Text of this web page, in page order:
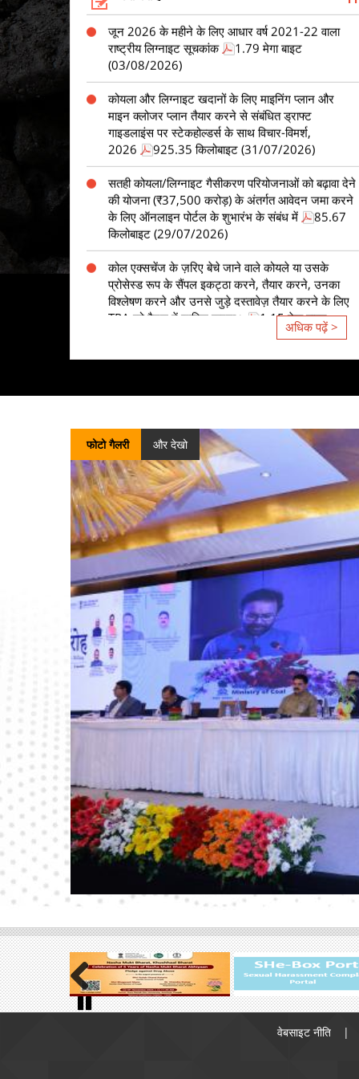
(03/08/2026)
कोयला और लिग्नाइट खदानों के लिए माइनिंग प्लान और
माइन क्लोजर प्लान तैयार करने से संबंधित ड्राफ्ट
गाइडलाइंस पर स्टेकहोल्डर्स के साथ विचार-विमर्श,
2026
925.35 किलोबाइट (31/07/2026)
सतही कोयला/लिग्नाइट गैसीकरण परियोजनाओं को बढ़ावा देने
की योजना (₹37,500 करोड़) के अंतर्गत आवेदन जमा करने
के लिए ऑनलाइन पोर्टल के शुभारंभ के संबंध में
85.67
किलोबाइट (29/07/2026)
कोल एक्सचेंज के ज़रिए बेचे जाने वाले कोयले या उसके
प्रोसेस्ड रूप के सैंपल इकट्ठा करने, तैयार करने, उनका
विश्लेषण करने और उनसे जुड़े दस्तावेज़ तैयार करने के लिए
TPA को पैनल में शामिल करना।
1.15 मेगा बाइट
(27/07/2026)
गैर-विनियमित क्षेत्र के लिए लिंकेज की नीलामी
954.49
बढ़ावा देने की योजना के लिए प्रोजेक्ट मैनेजमेंट एजेंसी
(RFP)
552.58 किलोबाइट (17/07/2026)
प्री-एप्लीकेशन कॉन्फ्रेंस के लिए सूचना
203.78
किलोबाइट (16/07/2026)
जन विश्वास (प्रावधानों में संशोधन) अधिनियम, 2026 के
लागू होने के परिणामस्वरूप नियमों में संशोधन के मसौदे पर
परामर्श – इस संबंध में।
1.15 मेगा बाइट
(13/07/2026)
कोयला खदान भविष्य निधि और विविध प्रावधान (जुर्माना और
अपील का निर्णय) नियम, 2026 के मसौदे पर हितधारकों के
साथ परामर्श - इस संबंध में।
538.29 किलोबाइट
(13/07/2026)
सतह पर कोयला/लिग्नाइट गैसीफिकेशन परियोजनाओं को
बढ़ावा देने की योजना: राउंड-1 आवेदन प्रक्रिया की समय-
सीमा - संबंधित।
821.84 किलोबाइट (07/07/2026)
मेगा बाइट (06/07/2026)
मई 2026 के महीने के लिए आधार वर्ष 2017-18 (अस्थायी)
वाला राष्ट्रीय कोयला सूचकांक
4.77 मेगा बाइट
(02/07/2026)
मई 2026 के लिए आधार वर्ष 2021-22 वाला राष्ट्रीय
लिग्नाइट सूचकांक
2.41 मेगा बाइट (30/06/2026)
कोliery कंट्रोल (संशोधन) नियम, 2026 के संबंध में
टिप्पणियाँ/सुझाव आमंत्रित हैं।
87.29 किलोबाइट
(29/06/2026)
सतही कोयला/लिग्नाइट गैसीकरण परियोजनाओं को प्रोत्साहन
अधिक पढ़ें >
फोटो गैलरी और देखो
Previous
menuवेबसाइट नीति